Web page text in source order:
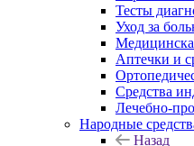
Тесты
Уход за
Аптечки и
Средства
Лечебно-
Народные
Назад